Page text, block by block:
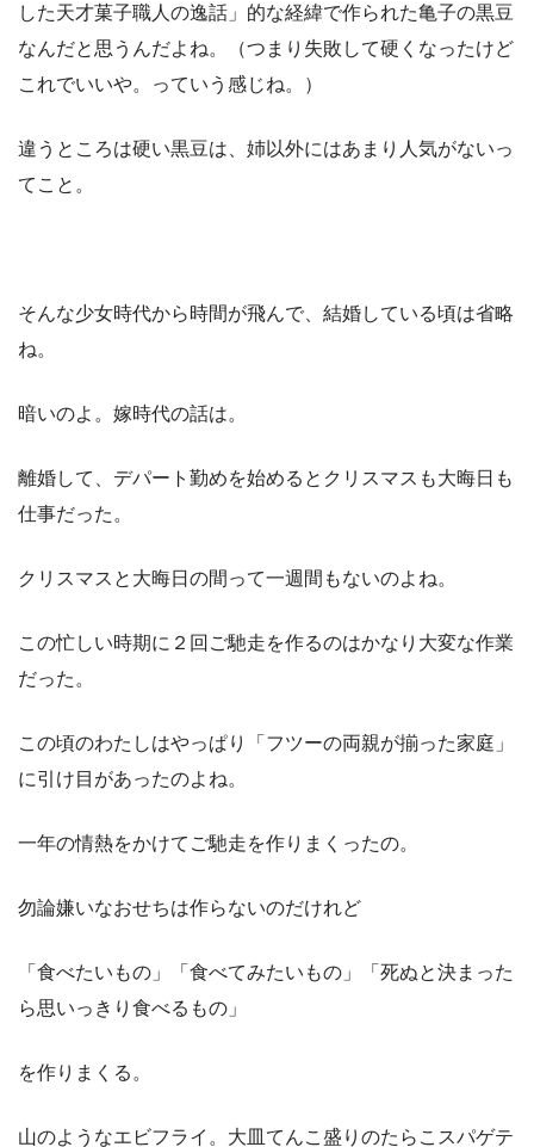
した天才菓子職人の逸話」的な経緯で作られた亀子の黒豆
なんだと思うんだよね。（つまり失敗して硬くなったけど
これでいいや。っていう感じね。）
違うところは硬い黒豆は、姉以外にはあまり人気がないっ
てこと。
そんな少女時代から時間が飛んで、結婚している頃は省略
ね。
暗いのよ。嫁時代の話は。
離婚して、デパート勤めを始めるとクリスマスも大晦日も
仕事だった。
クリスマスと大晦日の間って一週間もないのよね。
この忙しい時期に２回ご馳走を作るのはかなり大変な作業
だった。
この頃のわたしはやっぱり「フツーの両親が揃った家庭」
に引け目があったのよね。
一年の情熱をかけてご馳走を作りまくったの。
勿論嫌いなおせちは作らないのだけれど
「食べたいもの」「食べてみたいもの」「死ぬと決まった
ら思いっきり食べるもの」
を作りまくる。
山のようなエビフライ。大皿てんこ盛りのたらこスパゲテ